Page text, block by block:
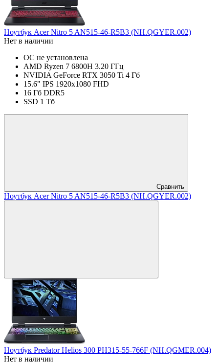
Ноутбук Acer Nitro 5 AN515-46-R5B3 (NH.QGYER.002)
Нет в наличии
ОС не установлена
AMD Ryzen 7 6800H 3.20 ГГц
NVIDIA GeForce RTX 3050 Ti 4 Гб
15.6" IPS 1920x1080 FHD
16 Гб DDR5
SSD 1 Тб
Сравнить
Ноутбук Acer Nitro 5 AN515-46-R5B3 (NH.QGYER.002)
Ноутбук Predator Helios 300 PH315-55-766F (NH.QGMER.004)
Нет в наличии